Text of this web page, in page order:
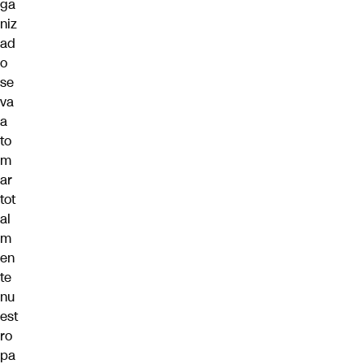
ga
niz
ad
o
se
va
a
to
m
ar
tot
al
m
en
te
nu
est
ro
pa